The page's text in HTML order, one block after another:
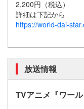
2,200円（税込）
詳細は下記から
https://world-dai-
放送情報
TVアニメ『ワール